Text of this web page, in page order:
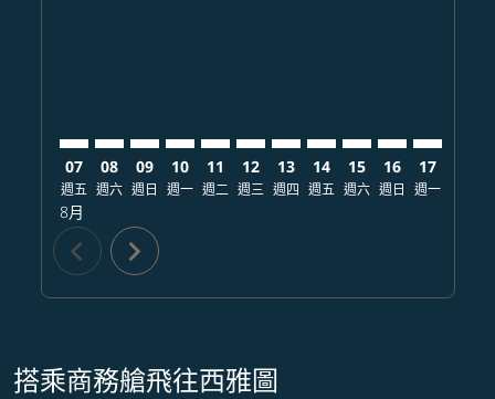
07
週五
8月
08
週六
09
週日
10
週一
11
週二
12
週三
13
週四
14
週五
15
週六
16
週日
17
週一
chevron_left chevron_right
搭乘商務艙飛往西雅圖